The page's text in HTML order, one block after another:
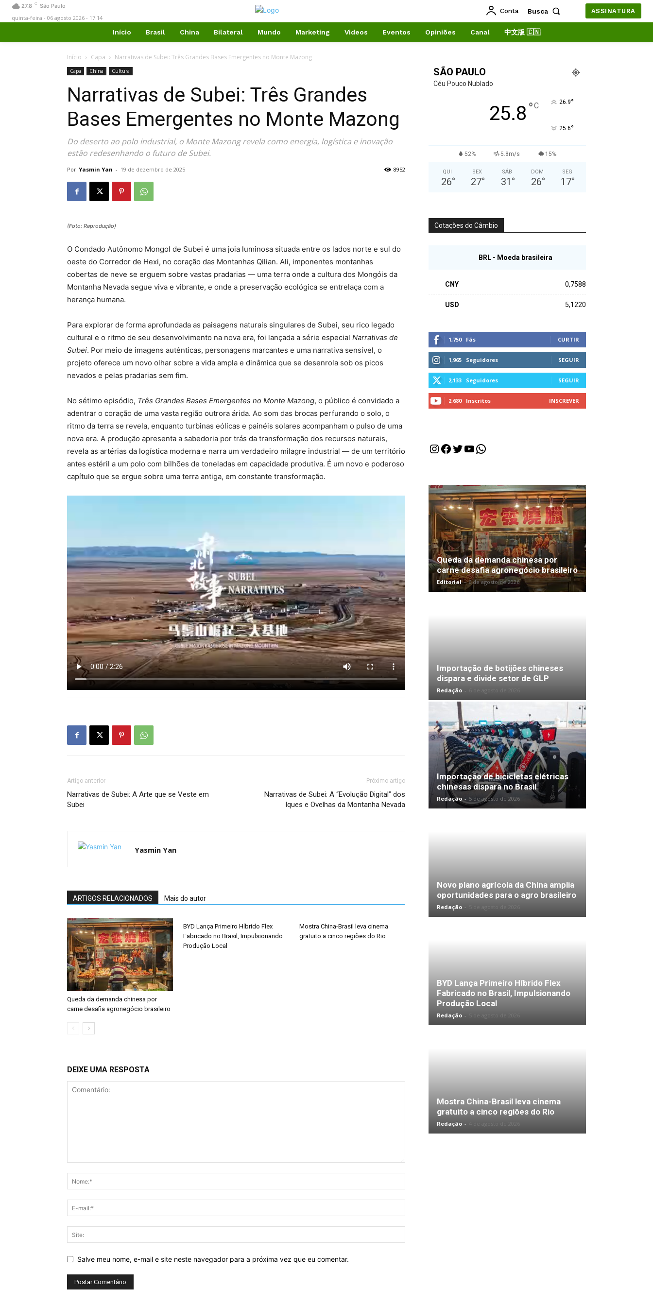
27.8 C São Paulo
quinta-feira - 06 agosto 2026 - 17:14
Conta Busca ASSINATURA
Início Brasil China Bilateral Mundo Marketing Videos Eventos Opiniões Canal 中文版 🇨🇳
Início Capa Narrativas de Subei: Três Grandes Bases Emergentes no Monte Mazong
Capa China Cultura
Narrativas de Subei: Três Grandes
Bases Emergentes no Monte Mazong
Do deserto ao polo industrial, o Monte Mazong revela como energia, logística e inovação
estão redesenhando o futuro de Subei.
Por Yasmin Yan - 19 de dezembro de 2025 8952
(Foto: Reprodução)
O Condado Autônomo Mongol de Subei é uma joia luminosa situada entre os lados norte e sul do
oeste do Corredor de Hexi, no coração das Montanhas Qilian. Ali, imponentes montanhas
cobertas de neve se erguem sobre vastas pradarias — uma terra onde a cultura dos Mongóis da
Montanha Nevada segue viva e vibrante, e onde a preservação ecológica se entrelaça com a
herança humana.
Para explorar de forma aprofundada as paisagens naturais singulares de Subei, seu rico legado
cultural e o ritmo de seu desenvolvimento na nova era, foi lançada a série especial Narrativas de
Subei. Por meio de imagens autênticas, personagens marcantes e uma narrativa sensível, o
projeto oferece um novo olhar sobre a vida ampla e dinâmica que se desenrola sob os picos
nevados e pelas pradarias sem fim.
No sétimo episódio, Três Grandes Bases Emergentes no Monte Mazong, o público é convidado a
adentrar o coração de uma vasta região outrora árida. Ao som das brocas perfurando o solo, o
ritmo da terra se revela, enquanto turbinas eólicas e painéis solares acompanham o pulso de uma
nova era. A produção apresenta a sabedoria por trás da transformação dos recursos naturais,
revela as artérias da logística moderna e narra um verdadeiro milagre industrial — de um território
antes estéril a um polo com bilhões de toneladas em capacidade produtiva. É um novo e poderoso
capítulo que se ergue sobre uma terra antiga, em constante transformação.
Artigo anterior
Narrativas de Subei: A Arte que se Veste em
Subei
Próximo artigo
Narrativas de Subei: A “Evolução Digital” dos
Iques e Ovelhas da Montanha Nevada
Yasmin Yan
ARTIGOS RELACIONADOS Mais do autor
Queda da demanda chinesa por
carne desafia agronegócio brasileiro
BYD Lança Primeiro Híbrido Flex
Fabricado no Brasil, Impulsionando
Produção Local
Mostra China-Brasil leva cinema
gratuito a cinco regiões do Rio
DEIXE UMA RESPOSTA
Salve meu nome, e-mail e site neste navegador para a próxima vez que eu comentar.
SÃO PAULO
Céu Pouco Nublado
25.8 °C 26.9°
25.6°
52% 5.8m/s 15%
QUI
26°
SEX
27°
SÁB
31 °
DOM
26°
SEG
17°
Cotações do Câmbio
BRL - Moeda brasileira
CNY 0,7588
USD 5,1220
1,750 Fãs CURTIR
1,965 Seguidores SEGUIR
2,133 Seguidores SEGUIR
2,680 Inscritos INSCREVER
Instagram
Facebook
Twitter
Youtube
WhatsApp
Queda da demanda chinesa por
carne desafia agronegócio brasileiro
Editorial - 6 de agosto de 2026
Importação de botijões chineses
dispara e divide setor de GLP
Redação -
Importação de bicicletas elétricas
chinesas dispara no Brasil
Redação - 5 de agosto de 2026
Novo plano agrícola da China amplia
oportunidades para o agro brasileiro
Redação -
BYD Lança Primeiro Híbrido Flex
Fabricado no Brasil, Impulsionando
Produção Local
Redação -
Mostra China-Brasil leva cinema
gratuito a cinco regiões do Rio
Redação -